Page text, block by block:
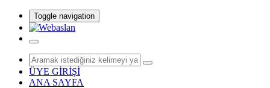
Toggle navigation
ÜYE GİRİŞİ
ANA SAYFA